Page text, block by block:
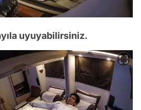
uyuyabilirsiniz.